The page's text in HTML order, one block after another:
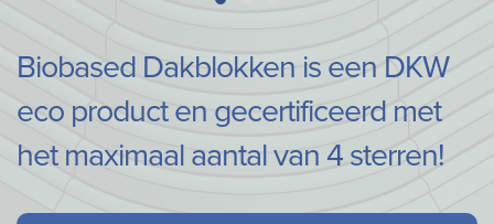
Biobased Dakblokken is een DKW
eco product en gecertificeerd met
het maximaal aantal van 4 sterren!